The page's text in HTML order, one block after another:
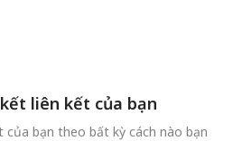
liên kết của bạn
của bạn theo bất kỳ cách nào bạn